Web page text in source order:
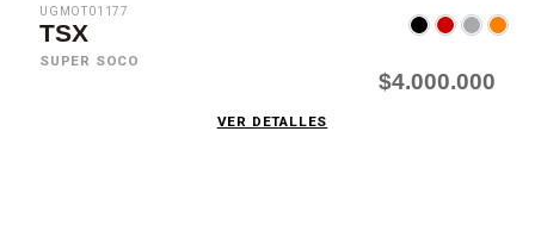
UGMOT01177
TSX
SUPER SOCO
$4.000.000
VER DETALLES